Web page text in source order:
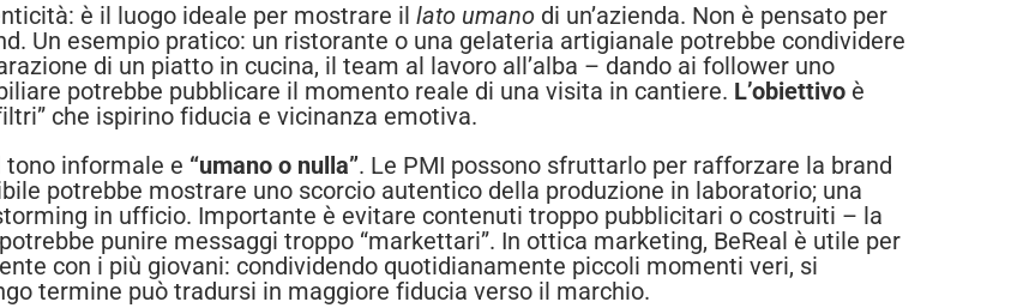
è il luogo ideale per mostrare il lato umano di un’azienda. Non è pensato per
Un esempio pratico: un ristorante o una gelateria artigianale potrebbe condividere
di un piatto in cucina, il team al lavoro all’alba – dando ai follower uno
potrebbe pubblicare il momento reale di una visita in cantiere. L’obiettivo è
che ispirino fiducia e vicinanza emotiva.
tono informale e “umano o nulla”. Le PMI possono sfruttarlo per rafforzare la brand
potrebbe mostrare uno scorcio autentico della produzione in laboratorio; una
in ufficio. Importante è evitare contenuti troppo pubblicitari o costruiti – la
punire messaggi troppo “markettari”. In ottica marketing, BeReal è utile per
con i più giovani: condividendo quotidianamente piccoli momenti veri, si
termine può tradursi in maggiore fiducia verso il marchio.